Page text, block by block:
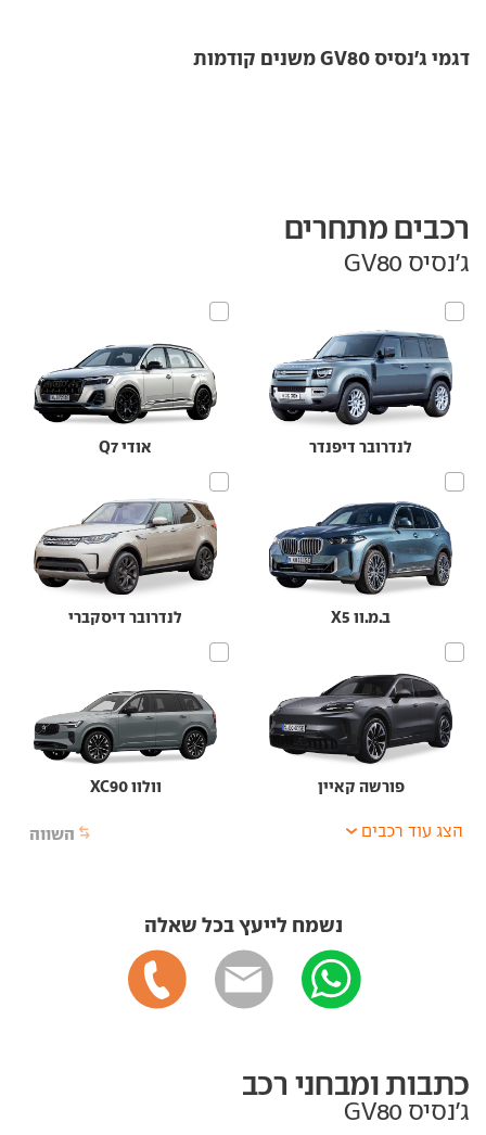
דגמי ג'נסיס GV80 משנים קודמות
רכבים מתחרים
ג'נסיס GV80
לנדרובר דיפנדר אודי Q7
ב.מ.וו X5 לנדרובר דיסקברי
פורשה קאיין וולוו XC90
השווה הצג עוד רכבים
נשמח לייעץ בכל שאלה
כתבות ומבחני רכב
ג'נסיס GV80